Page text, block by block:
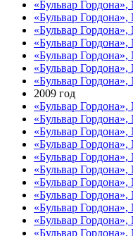
«Бульвар
«Бульвар
«Бульвар
«Бульвар
«Бульвар
«Бульвар
«Бульвар
2009 год
«Бульвар
«Бульвар
«Бульвар
«Бульвар
«Бульвар
«Бульвар
«Бульвар
«Бульвар
«Бульвар
«Бульвар
«Бульвар